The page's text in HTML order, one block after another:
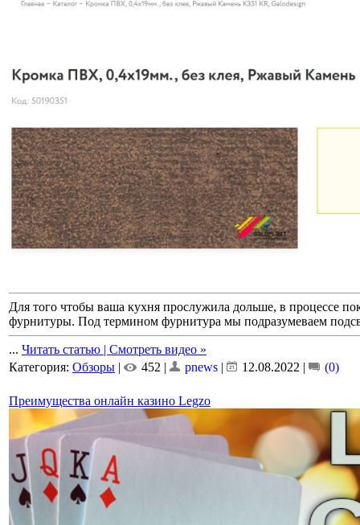
Для того чтобы ваша кухня прослужила дольше, в процессе
фурнитуры. Под термином фурнитура мы подразумеваем
... Читать статью | Смотреть видео »
Категория: Обзоры | 452 | pnews | 12.08.2022 | (0)
Преимущества онлайн казино Legzo